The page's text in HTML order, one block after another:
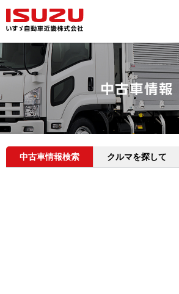
中古車情報検索 クルマを探して